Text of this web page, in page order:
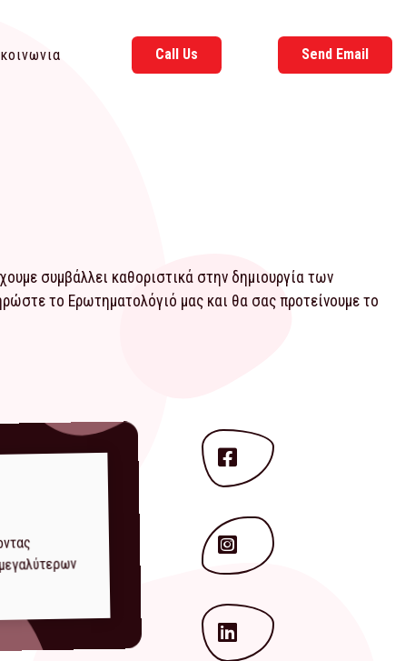
Call Us Send Email
συμβάλλει καθοριστικά στην δημιουργία των
το Ερωτηματολόγιό μας και θα σας προτείνουμε το